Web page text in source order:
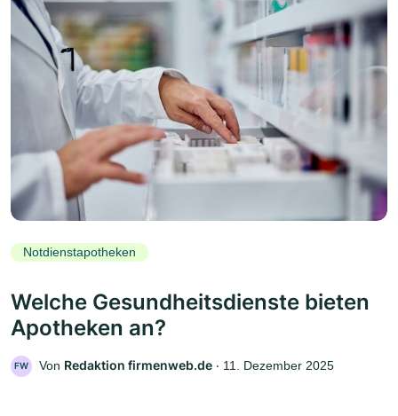
Notdienstapotheken
Welche Gesundheitsdienste bieten
Apotheken an?
FW Von Redaktion firmenweb.de ‧ 11. Dezember 2025